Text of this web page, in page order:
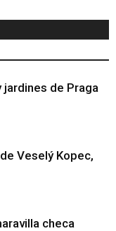
jardines de Praga
Veselý Kopec,
checa